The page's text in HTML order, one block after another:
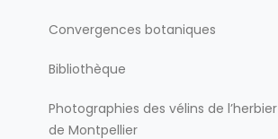
Convergences botaniques
Bibliothèque
Photographies des vélins de l’herbier
de Montpellier